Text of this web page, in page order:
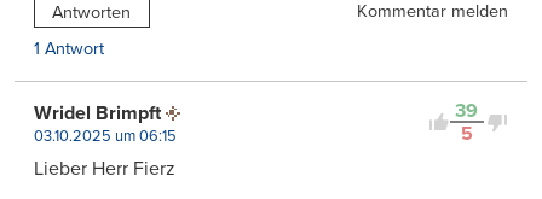
Antworten
Kommentar melden
1 Antwort
39
5
Wridel Brimpft
03.10.2025 um 06:15
Lieber Herr Fierz